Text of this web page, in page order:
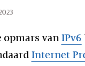
opmars van IPv6
Internet